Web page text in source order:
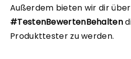
Außerdem bieten wir dir über
#TestenBewertenBehalten
Produkttester zu werden.